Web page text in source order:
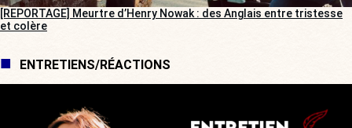
[REPORTAGE] Meurtre d’Henry Nowak : des Anglais entre tristesse
et colère
ENTRETIENS/RÉACTIONS